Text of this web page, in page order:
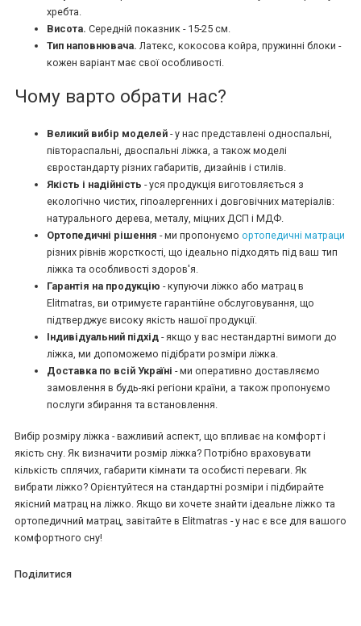
хребта.
Висота. Середній показник - 15-25 см.
Тип наповнювача. Латекс, кокосова койра, пружинні блоки -
кожен варіант має свої особливості.
Чому варто обрати нас?
Великий вибір моделей - у нас представлені односпальні,
півтораспальні, двоспальні ліжка, а також моделі
євростандарту різних габаритів, дизайнів і стилів.
Якість і надійність - уся продукція виготовляється з
екологічно чистих, гіпоалергенних і довговічних матеріалів:
натурального дерева, металу, міцних ДСП і МДФ.
Ортопедичні рішення - ми пропонуємо ортопедичні матраци
різних рівнів жорсткості, що ідеально підходять під ваш тип
ліжка та особливості здоров'я.
Гарантія на продукцію - купуючи ліжко або матрац в
Elitmatras, ви отримуєте гарантійне обслуговування, що
підтверджує високу якість нашої продукції.
Індивідуальний підхід - якщо у вас нестандартні вимоги до
ліжка, ми допоможемо підібрати розміри ліжка.
Доставка по всій Україні - ми оперативно доставляємо
замовлення в будь-які регіони країни, а також пропонуємо
послуги збирання та встановлення.
Вибір розміру ліжка - важливий аспект, що впливає на комфорт і
якість сну. Як визначити розмір ліжка? Потрібно враховувати
кількість сплячих, габарити кімнати та особисті переваги. Як
вибрати ліжко? Орієнтуйтеся на стандартні розміри і підбирайте
якісний матрац на ліжко. Якщо ви хочете знайти ідеальне ліжко та
ортопедичний матрац, завітайте в Elitmatras - у нас є все для вашого
комфортного сну!
Поділитися